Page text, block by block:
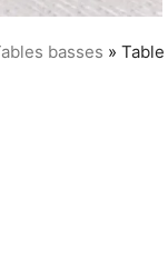
basses » Table